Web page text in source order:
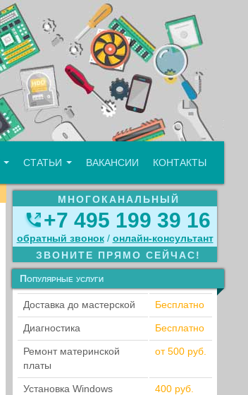
СТАТЬИ ВАКАНСИИ КОНТАКТЫ
МНОГОКАНАЛЬНЫЙ
+7 495 199 39 16
обратный звонок / онлайн‑консультант
ЗВОНИТЕ ПРЯМО СЕЙЧАС!
Популярные услуги
Доставка до мастерской Бесплатно
Диагностика Бесплатно
Ремонт материнской
платы
от 500 руб.
Установка Windows 400 руб.